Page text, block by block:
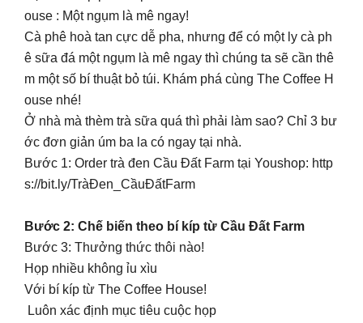
ouse : Một ngụm là mê ngay!
Cà phê hoà tan cực dễ pha, nhưng để có một ly cà ph
ê sữa đá một ngụm là mê ngay thì chúng ta sẽ cần thê
m một số bí thuật bỏ túi. Khám phá cùng The Coffee H
ouse nhé!
Ở nhà mà thèm trà sữa quá thì phải làm sao? Chỉ 3 bư
ớc đơn giản úm ba la có ngay tại nhà.
Bước 1: Order trà đen Cầu Đất Farm tại Youshop: http
s://bit.ly/TràĐen_CầuĐấtFarm
Bước 2: Chế biến theo bí kíp từ Cầu Đất Farm
Bước 3: Thưởng thức thôi nào!
Họp nhiều không ỉu xìu
Với bí kíp từ The Coffee House!
Luôn xác định mục tiêu cuộc họp